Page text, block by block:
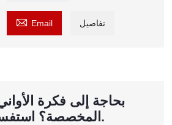
 Email تفاصيل
بحاجة إلى فكرة
المخصصة؟ استفسر الان.